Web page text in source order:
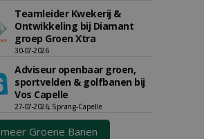
Teamleider Kwekerij &
Ontwikkeling bij Diamant
groep Groen Xtra
30-07-2026
Adviseur openbaar groen,
sportvelden & golfbanen bij
Vos Capelle
27-07-2026, Sprang-Capelle
meer Groene Banen